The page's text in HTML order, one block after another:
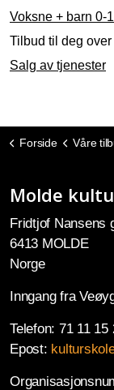
Voksne + barn 0-
Tilbud til deg over
Salg av tjenester
Forside Våre
Molde
Fridtjof Nansens
6413 MOLDE
Norge
Inngang fra
Telefon: 71 11 15
Epost: